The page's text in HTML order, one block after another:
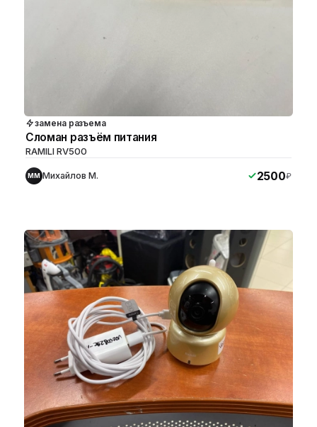
замена разъема
Сломан разъём питания
RAMILI RV500
ММ Михайлов М. 2500₽